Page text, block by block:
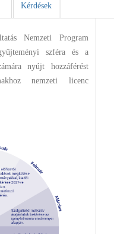
Kérdések
Nemzeti Program
szféra és a
nyújt hozzáférést
nemzeti licenc